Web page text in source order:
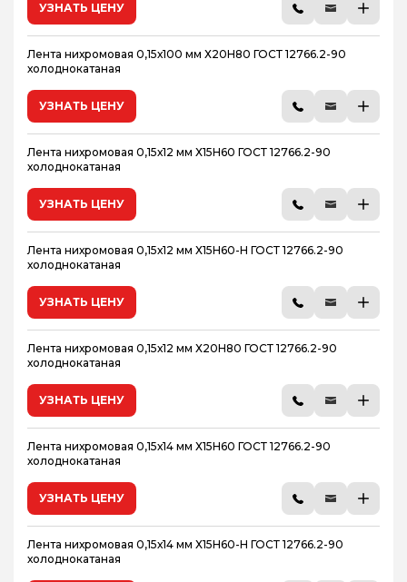
УЗНАТЬ ЦЕНУ
Лента нихромовая 0,15х100 мм Х20Н80 ГОСТ 12766.2-90
холоднокатаная
УЗНАТЬ ЦЕНУ
Лента нихромовая 0,15х12 мм Х15Н60 ГОСТ 12766.2-90
холоднокатаная
УЗНАТЬ ЦЕНУ
Лента нихромовая 0,15х12 мм Х15Н60-Н ГОСТ 12766.2-90
холоднокатаная
УЗНАТЬ ЦЕНУ
Лента нихромовая 0,15х12 мм Х20Н80 ГОСТ 12766.2-90
холоднокатаная
УЗНАТЬ ЦЕНУ
Лента нихромовая 0,15х14 мм Х15Н60 ГОСТ 12766.2-90
холоднокатаная
УЗНАТЬ ЦЕНУ
Лента нихромовая 0,15х14 мм Х15Н60-Н ГОСТ 12766.2-90
холоднокатаная